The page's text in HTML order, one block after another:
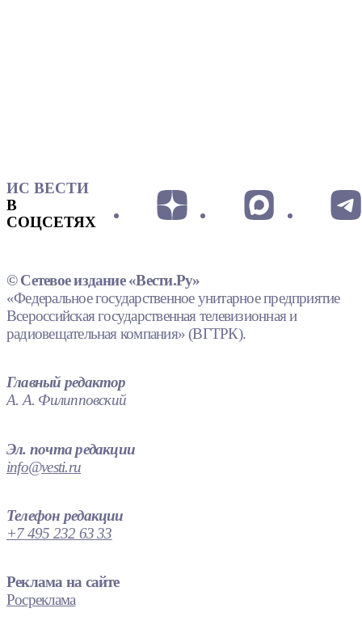
ИС ВЕСТИ
В
СОЦСЕТЯХ
© Сетевое издание «Вести.Ру»
«Федеральное государственное унитарное предприятие
Всероссийская государственная телевизионная и
радиовещательная компания» (ВГТРК).
Главный редактор
А. А. Филипповский
Эл. почта редакции
info@vesti.ru
Телефон редакции
+7 495 232 63 33
Реклама на сайте
Росреклама